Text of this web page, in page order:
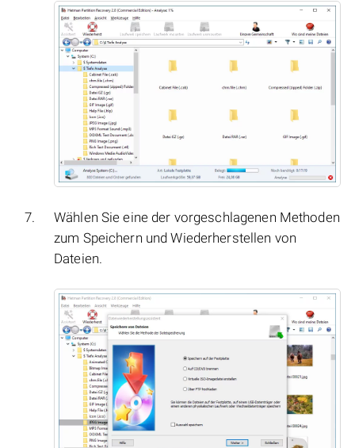
Wählen Sie eine der vorgeschlagenen Methoden
zum Speichern und Wiederherstellen von
Dateien.